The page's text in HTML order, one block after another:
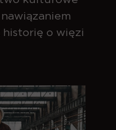
o więzi